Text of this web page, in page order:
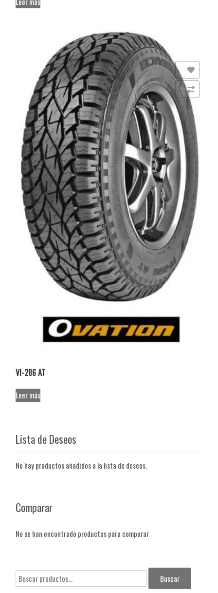
VI-286 AT
Leer más
Comparar
Añadir a la lista de deseos
Lista de Deseos
No hay productos añadidos a la lista de deseos.
Comparar
No se han encontrado productos para comparar
Buscar
por:
Buscar